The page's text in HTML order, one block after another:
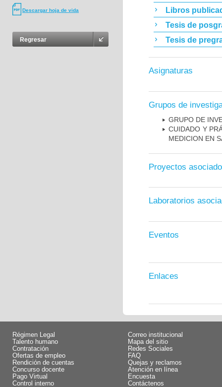
Descargar hoja de vida
Regresar
Libros
Tesis de
Tesis de
Asignaturas
Grupos de
GRUPO DE
CUIDADO Y
MEDICION EN
Proyectos
Laboratorios
Eventos
Enlaces
Régimen Legal
Talento humano
Contratación
Ofertas de empleo
Rendición de cuentas
Concurso docente
Pago Virtual
Control interno
Correo institucional
Mapa del sitio
Redes Sociales
FAQ
Quejas y reclamos
Atención en línea
Encuesta
Contáctenos